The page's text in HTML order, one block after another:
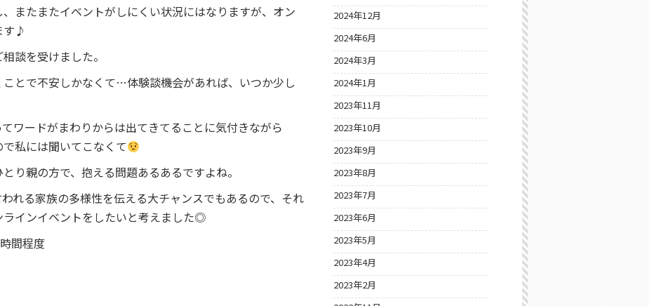
またまたイベントがしにくい状況にはなりますが、オン
す♪
談を受けました。
とで不安しかなくて…体験談機会があれば、いつか少し
ワードがまわりからは出てきてることに気付きながら
私には聞いてこなくて
り親の方で、抱える問題あるあるですよね。
れる家族の多様性を伝える大チャンスでもあるので、それ
インイベントをしたいと考えました◎
間程度
2024年12月
2024年6月
2024年3月
2024年1月
2023年11月
2023年10月
2023年9月
2023年8月
2023年7月
2023年6月
2023年5月
2023年4月
2023年2月